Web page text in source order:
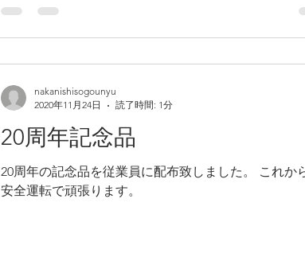
20周年記念品
20周年の記念品を従業員に配布致しました。 これか
安全運転で頑張ります。
nakanishisogounyu
2020年11月24日
読了時間: 1分